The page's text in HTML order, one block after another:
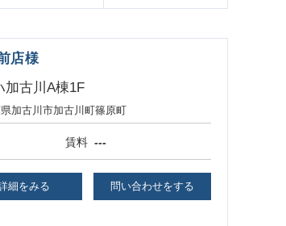
店様
加古川A棟1F
加古川市加古川町篠原町
賃料 ---
細をみる 問い合わせをする